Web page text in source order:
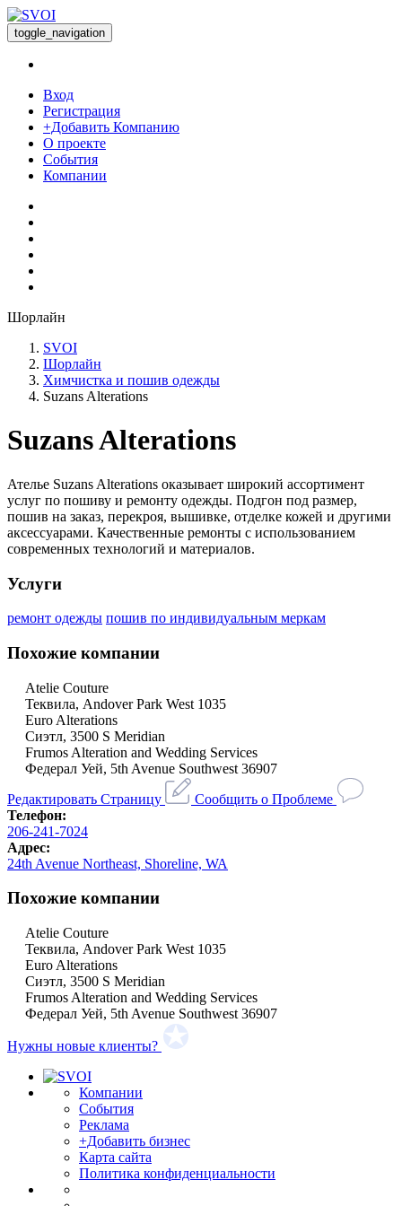
toggle_navigation
Вход
Регистрация
+Добавить Компанию
О проекте
События
Компании
Шорлайн
SVOI
Шорлайн
Химчистка и пошив одежды
Suzans Alterations
Suzans Alterations
Ателье Suzans Alterations оказывает широкий ассортимент
услуг по пошиву и ремонту одежды. Подгон под размер,
пошив на заказ, перекроя, вышивке, отделке кожей и другими
аксессуарами. Качественные ремонты с использованием
современных технологий и материалов.
Услуги
ремонт одежды пошив по индивидуальным меркам
Похожие компании
Atelie Couture
Теквила, Andover Park West 1035
Euro Alterations
Сиэтл, 3500 S Meridian
Frumos Alteration and Wedding Services
Федерал Уей, 5th Avenue Southwest 36907
Редактировать Страницу
Сообщить о Проблеме
Телефон:
206-241-7024
Адрес:
24th Avenue Northeast, Shoreline, WA
Похожие компании
Atelie Couture
Теквила, Andover Park West 1035
Euro Alterations
Сиэтл, 3500 S Meridian
Frumos Alteration and Wedding Services
Федерал Уей, 5th Avenue Southwest 36907
Нужны новые клиенты?
Компании
События
Реклама
+Добавить бизнес
Карта сайта
Политика конфиденциальности